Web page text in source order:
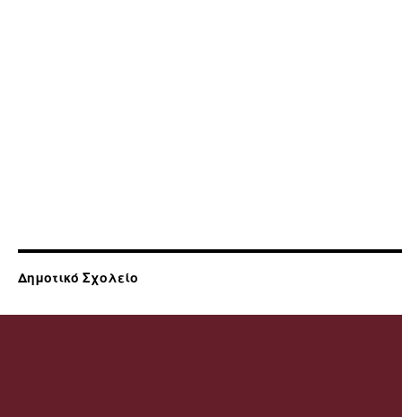
Δημοτικό Σχολείο